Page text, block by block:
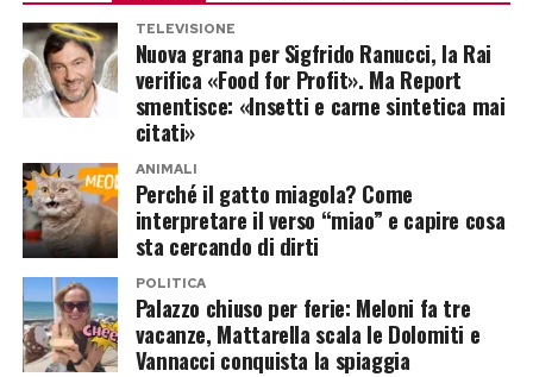
TELEVISIONE
Nuova grana per Sigfrido Ranucci, la Rai
verifica «Food for Profit». Ma Report
smentisce: «Insetti e carne sintetica mai
citati»
ANIMALI
Perché il gatto miagola? Come
interpretare il verso “miao” e capire cosa
sta cercando di dirti
POLITICA
Palazzo chiuso per ferie: Meloni fa tre
vacanze, Mattarella scala le Dolomiti e
Vannacci conquista la spiaggia